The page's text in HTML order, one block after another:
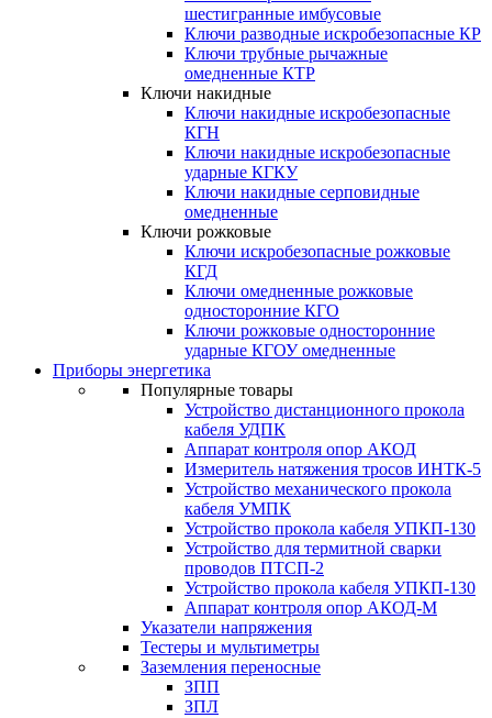
шестигранные имбусовые
Ключи разводные искробезопасные КР
Ключи трубные рычажные
омедненные КТР
Ключи накидные
Ключи накидные искробезопасные
КГН
Ключи накидные искробезопасные
ударные КГКУ
Ключи накидные серповидные
омедненные
Ключи рожковые
Ключи искробезопасные рожковые
КГД
Ключи омедненные рожковые
односторонние КГО
Ключи рожковые односторонние
ударные КГОУ омедненные
Приборы энергетика
Популярные товары
Устройство дистанционного прокола
кабеля УДПК
Аппарат контроля опор АКОД
Измеритель натяжения тросов ИНТК-5
Устройство механического прокола
кабеля УМПК
Устройство прокола кабеля УПКП-130
Устройство для термитной сварки
проводов ПТСП-2
Устройство прокола кабеля УПКП-130
Аппарат контроля опор АКОД-М
Указатели напряжения
Тестеры и мультиметры
Заземления переносные
ЗПП
ЗПЛ